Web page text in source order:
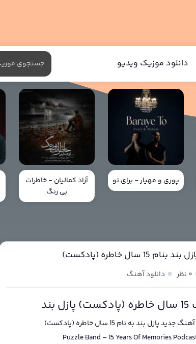
دانلود موزیک ویدیو
پوری و مهیار - برای تو
آزاد کمالیان - خاطرات
بی رنگ
سال خاطره (پادکست)
۰ نظر دانلود آهنگ
آهنگ جدیدپازل بندبه نام15 سال خاطره (پادکست)
Puzzle Band –15 Years Of Memories